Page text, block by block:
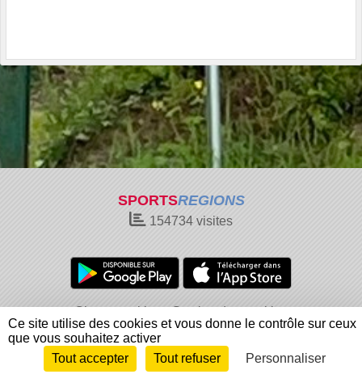
SPORTSREGIONS
154734 visites
Charte cookies
Gestion des cookies
Informations légales
Signaler un contenu inapproprié
Envie de participer ? Connexion
Ce site utilise des cookies et vous donne le contrôle sur ceux
que vous souhaitez activer
Tout accepter
Tout refuser Personnaliser